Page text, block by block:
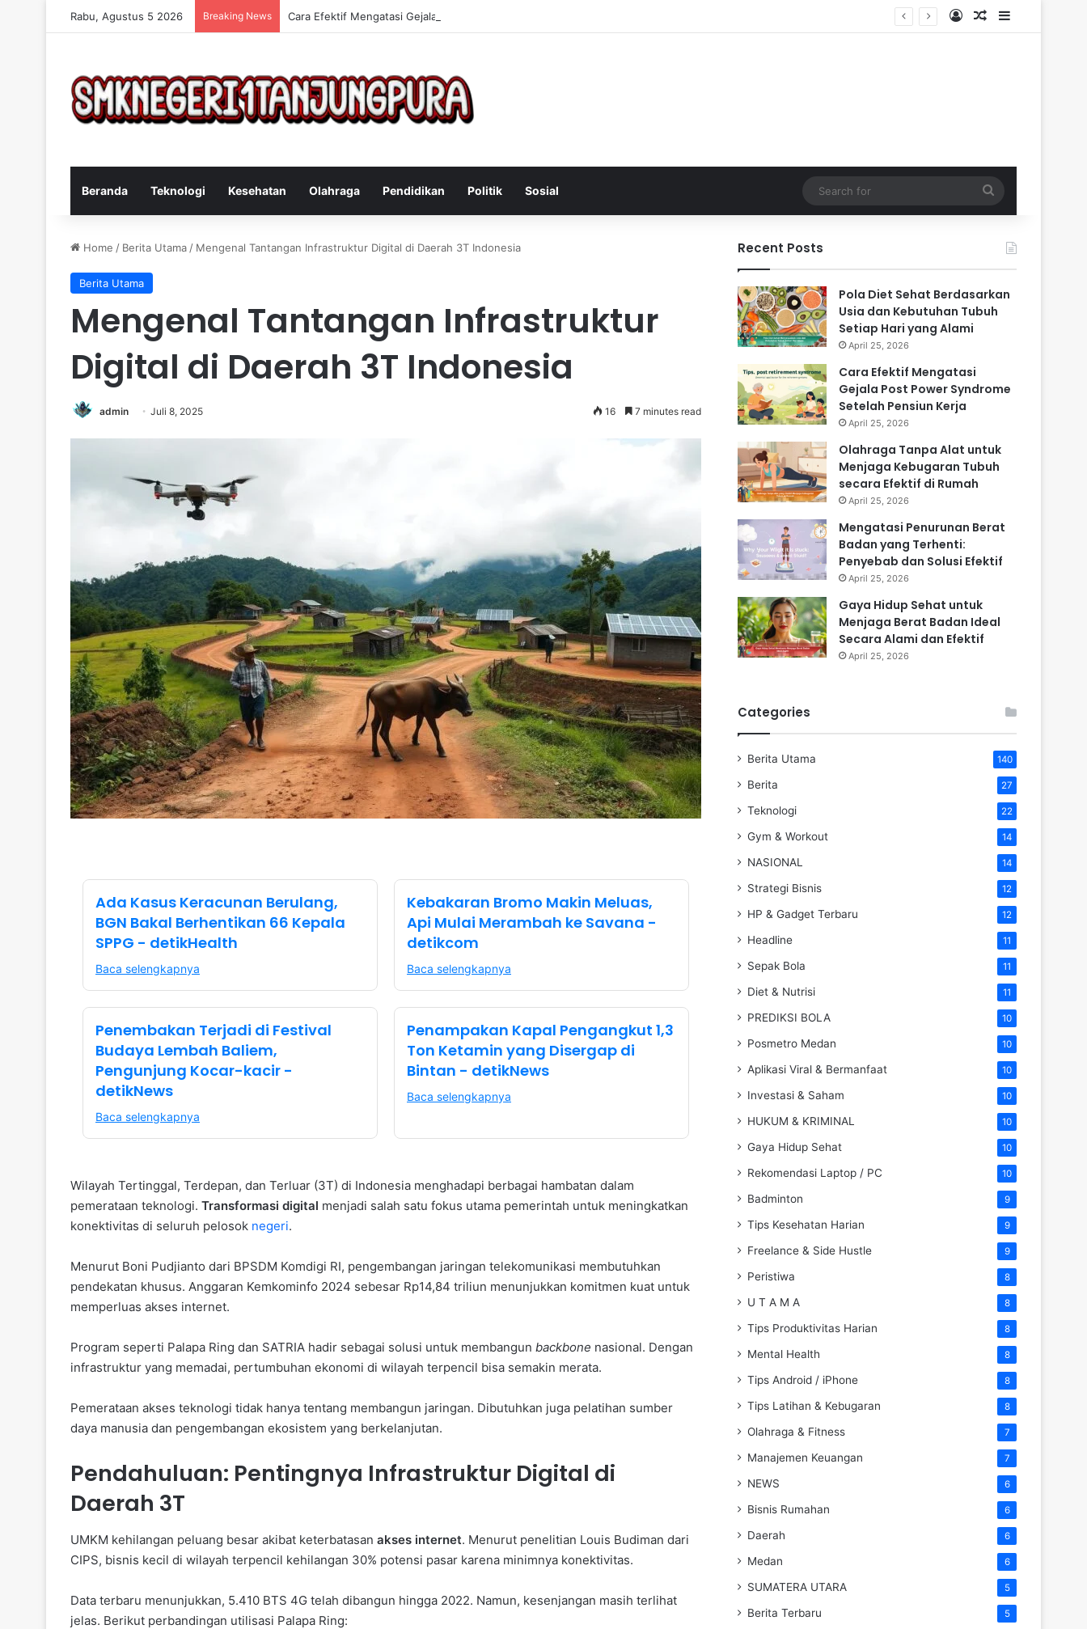
Rabu, Agustus 5 2026 Breaking News Cara Efektif Mengatasi Gejala Post Power Syndrome Setelah Pensiun Kerja Log InRandom Article
Sidebar
Beranda Teknologi Kesehatan Olahraga Pendidikan Politik Sosial
for
Home / Berita Utama / Mengenal Tantangan Infrastruktur Digital di Daerah 3T Indonesia
Berita Utama
Mengenal Tantangan Infrastruktur
Digital di Daerah 3T Indonesia
admin Juli 8, 2025 16 7 minutes read
Ada Kasus Keracunan Berulang,
BGN Bakal Berhentikan 66 Kepala
SPPG - detikHealth
Baca selengkapnya
Kebakaran Bromo Makin Meluas,
Api Mulai Merambah ke Savana -
detikcom
Baca selengkapnya
Penembakan Terjadi di Festival
Budaya Lembah Baliem,
Pengunjung Kocar-kacir -
detikNews
Baca selengkapnya
Penampakan Kapal Pengangkut 1,3
Ton Ketamin yang Disergap di
Bintan - detikNews
Baca selengkapnya
Wilayah Tertinggal, Terdepan, dan Terluar (3T) di Indonesia menghadapi berbagai hambatan dalam
pemerataan teknologi. Transformasi digital menjadi salah satu fokus utama pemerintah untuk meningkatkan
konektivitas di seluruh pelosok negeri.
Menurut Boni Pudjianto dari BPSDM Komdigi RI, pengembangan jaringan telekomunikasi membutuhkan
pendekatan khusus. Anggaran Kemkominfo 2024 sebesar Rp14,84 triliun menunjukkan komitmen kuat untuk
memperluas akses internet.
Program seperti Palapa Ring dan SATRIA hadir sebagai solusi untuk membangun backbone nasional. Dengan
infrastruktur yang memadai, pertumbuhan ekonomi di wilayah terpencil bisa semakin merata.
Pemerataan akses teknologi tidak hanya tentang membangun jaringan. Dibutuhkan juga pelatihan sumber
daya manusia dan pengembangan ekosistem yang berkelanjutan.
Pendahuluan: Pentingnya Infrastruktur Digital di
Daerah 3T
UMKM kehilangan peluang besar akibat keterbatasan akses internet. Menurut penelitian Louis Budiman dari
CIPS, bisnis kecil di wilayah terpencil kehilangan 30% potensi pasar karena minimnya konektivitas.
Data terbaru menunjukkan, 5.410 BTS 4G telah dibangun hingga 2022. Namun, kesenjangan masih terlihat
jelas. Berikut perbandingan utilisasi Palapa Ring:
Recent Posts
Pola Diet Sehat Berdasarkan
Usia dan Kebutuhan Tubuh
Setiap Hari yang Alami
April 25, 2026
Cara Efektif Mengatasi
Gejala Post Power Syndrome
Setelah Pensiun Kerja
April 25, 2026
Olahraga Tanpa Alat untuk
Menjaga Kebugaran Tubuh
secara Efektif di Rumah
April 25, 2026
Mengatasi Penurunan Berat
Badan yang Terhenti:
Penyebab dan Solusi Efektif
April 25, 2026
Gaya Hidup Sehat untuk
Menjaga Berat Badan Ideal
Secara Alami dan Efektif
April 25, 2026
Categories
Berita Utama 140
Berita 27
Teknologi 22
Gym & Workout 14
NASIONAL 14
Strategi Bisnis 12
HP & Gadget Terbaru 12
Headline 11
Sepak Bola 11
Diet & Nutrisi 11
PREDIKSI BOLA 10
Posmetro Medan 10
Aplikasi Viral & Bermanfaat 10
Investasi & Saham 10
HUKUM & KRIMINAL 10
Gaya Hidup Sehat 10
Rekomendasi Laptop / PC 10
Badminton 9
Tips Kesehatan Harian 9
Freelance & Side Hustle 9
Peristiwa 8
U T A M A 8
Tips Produktivitas Harian 8
Mental Health 8
Tips Android / iPhone 8
Tips Latihan & Kebugaran 8
Olahraga & Fitness 7
Manajemen Keuangan 7
NEWS 6
Bisnis Rumahan 6
Daerah 6
Medan 6
SUMATERA UTARA 5
Berita Terbaru 5